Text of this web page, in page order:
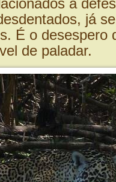
a
já
É o desespero
de paladar.